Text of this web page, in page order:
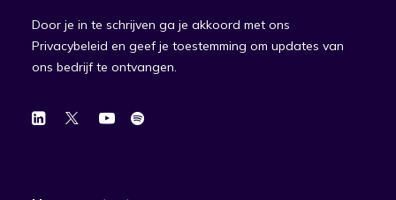
Door je in te schrijven ga je akkoord met ons
Privacybeleid en geef je toestemming om updates van
ons bedrijf te ontvangen.